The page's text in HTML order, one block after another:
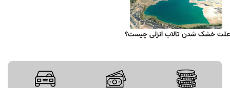
علت خشک شدن تالاب انزلی چیست؟